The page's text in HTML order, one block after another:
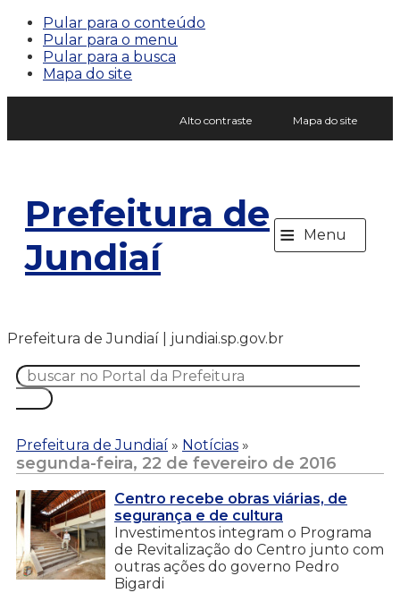
Pular para o conteúdo
Pular para o menu
Pular para a busca
Mapa do site
Alto contraste Mapa do site
Prefeitura de
Jundiaí
≡ Menu
Prefeitura de Jundiaí | jundiai.sp.gov.br
Prefeitura de Jundiaí » Notícias »
segunda-feira, 22 de fevereiro de 2016
Centro recebe obras viárias, de
segurança e de cultura
Investimentos integram o Programa
de Revitalização do Centro junto com
outras ações do governo Pedro
Bigardi